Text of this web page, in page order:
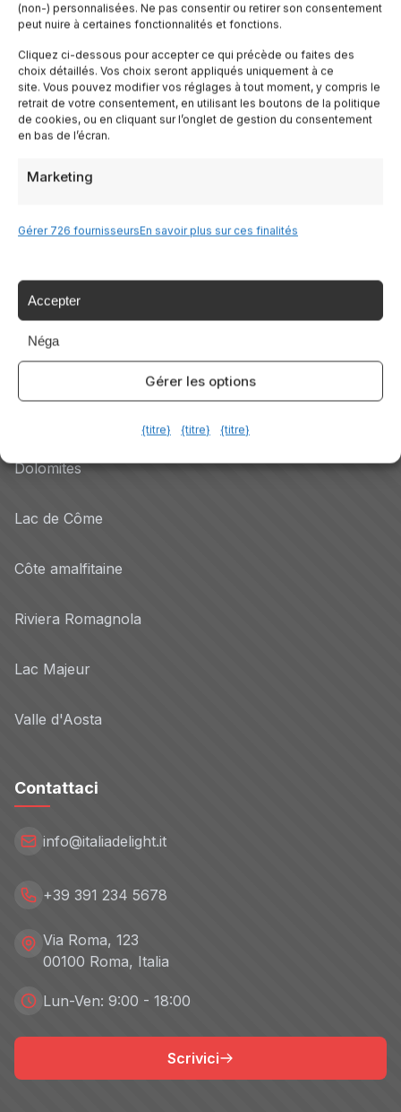
(non-) personnalisées. Ne pas consentir ou retirer son consentement
peut nuire à certaines fonctionnalités et fonctions.
Cliquez ci-dessous pour accepter ce qui précède ou faites des
choix détaillés. Vos choix seront appliqués uniquement à ce
site. Vous pouvez modifier vos réglages à tout moment, y compris le
retrait de votre consentement, en utilisant les boutons de la politique
de cookies, ou en cliquant sur l’onglet de gestion du consentement
en bas de l’écran.
Marketing
Gérer 726 fournisseursEn savoir plus sur ces finalités
Accepter
Néga
Gérer les options
{titre} {titre} {titre}
Trentin
Tutte le Regioni →
Destinazioni
Dolomites
Lac de Côme
Côte amalfitaine
Riviera Romagnola
Lac Majeur
Valle d'Aosta
Contattaci
info@italiadelight.it
+39 391 234 5678
Via Roma, 123
00100 Roma, Italia
Lun-Ven: 9:00 - 18:00
Scrivici